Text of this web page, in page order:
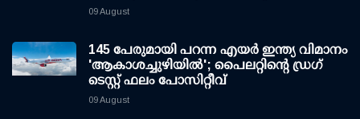
09 August
145 പേരുമായി പറന്ന എയര്‍ ഇന്ത്യ വിമാനം
'ആകാശച്ചുഴിയില്‍'; പൈലറ്റിന്റെ ഡ്രഗ്
ടെസ്റ്റ് ഫലം പോസിറ്റീവ്
09 August